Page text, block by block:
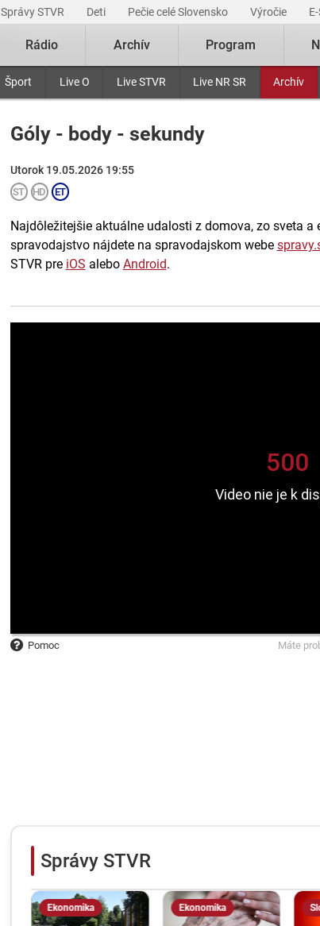
Správy STVR Deti Pečie celé Slovensko Výročie
Šport Live O Live STVR Live NR SR Archív
Rádio Archív Program
Góly - body - sekundy
Utorok 19.05.2026 19:55
Najdôležitejšie aktuálne udalosti z domova, zo sveta a
spravodajstvo nájdete na spravodajskom webe
STVR pre iOS alebo Android.
Pomoc Máte
Správy STVR
Ekonomika Ekonomika